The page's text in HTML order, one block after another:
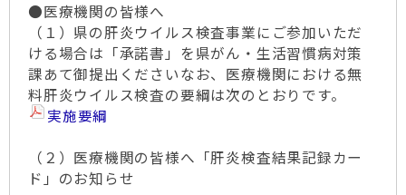
●医療機関の皆様へ
（１）県の肝炎ウイルス検査事業にご参加いただ
ける場合は「承諾書」を県がん・生活習慣病対策
課あて御提出くださいなお、医療機関における無
料肝炎ウイルス検査の要綱は次のとおりです。
実施要綱
（２）医療機関の皆様へ「肝炎検査結果記録カー
ド」のお知らせ